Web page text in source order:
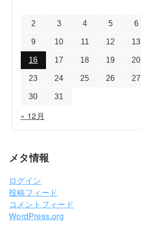
2 3 4 5 6
9 10 11 12 13
16 17 18 19 20
23 24 25 26 27
30 31
« 12月
メタ情報
ログイン
投稿フィード
コメントフィード
WordPress.org